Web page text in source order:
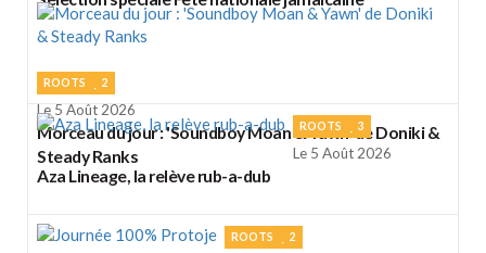
ROOTS 2
Le 5 Août 2026
Morceau du jour : 'Soundboy Moan & Yawn' de Doniki &
Steady Ranks
ROOTS 3
Le 5 Août 2026
Aza Lineage, la relève rub-a-dub
ROOTS 2